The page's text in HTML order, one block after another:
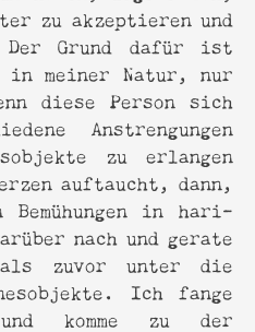
zu akzeptieren und
Grund dafür ist
meiner Natur, nur
diese Person sich
Anstrengungen
zu erlangen
auftaucht, dann,
Bemühungen in hari-
nach und gerate
zuvor unter die
Ich fange
komme zu der